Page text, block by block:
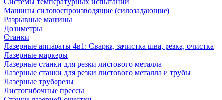
Системы температурных испытаний
Машины силовоспроизводящие (силозадающие)
Разрывные машины
Дозиметры
Станки
Лазерные аппараты 4в1: Сварка, зачистка шва, резка, очистка
Лазерные маркеры
Лазерные станки для резки листового металла
Лазерные станки для резки листового металла и трубы
Лазерные труборезы
Листогибочные прессы